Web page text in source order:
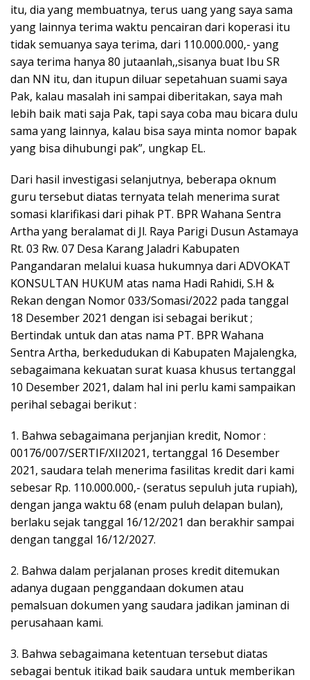
itu, dia yang membuatnya, terus uang yang saya sama
yang lainnya terima waktu pencairan dari koperasi itu
tidak semuanya saya terima, dari 110.000.000,- yang
saya terima hanya 80 jutaanlah,,sisanya buat Ibu SR
dan NN itu, dan itupun diluar sepetahuan suami saya
Pak, kalau masalah ini sampai diberitakan, saya mah
lebih baik mati saja Pak, tapi saya coba mau bicara dulu
sama yang lainnya, kalau bisa saya minta nomor bapak
yang bisa dihubungi pak”, ungkap EL.
Dari hasil investigasi selanjutnya, beberapa oknum
guru tersebut diatas ternyata telah menerima surat
somasi klarifikasi dari pihak PT. BPR Wahana Sentra
Artha yang beralamat di Jl. Raya Parigi Dusun Astamaya
Rt. 03 Rw. 07 Desa Karang Jaladri Kabupaten
Pangandaran melalui kuasa hukumnya dari ADVOKAT
KONSULTAN HUKUM atas nama Hadi Rahidi, S.H &
Rekan dengan Nomor 033/Somasi/2022 pada tanggal
18 Desember 2021 dengan isi sebagai berikut ;
Bertindak untuk dan atas nama PT. BPR Wahana
Sentra Artha, berkedudukan di Kabupaten Majalengka,
sebagaimana kekuatan surat kuasa khusus tertanggal
10 Desember 2021, dalam hal ini perlu kami sampaikan
perihal sebagai berikut :
1. Bahwa sebagaimana perjanjian kredit, Nomor :
00176/007/SERTIF/XII2021, tertanggal 16 Desember
2021, saudara telah menerima fasilitas kredit dari kami
sebesar Rp. 110.000.000,- (seratus sepuluh juta rupiah),
dengan janga waktu 68 (enam puluh delapan bulan),
berlaku sejak tanggal 16/12/2021 dan berakhir sampai
dengan tanggal 16/12/2027.
2. Bahwa dalam perjalanan proses kredit ditemukan
adanya dugaan penggandaan dokumen atau
pemalsuan dokumen yang saudara jadikan jaminan di
perusahaan kami.
3. Bahwa sebagaimana ketentuan tersebut diatas
sebagai bentuk itikad baik saudara untuk memberikan